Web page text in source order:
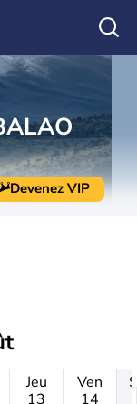
Devenez VIP
Jeu
13
Ven
14